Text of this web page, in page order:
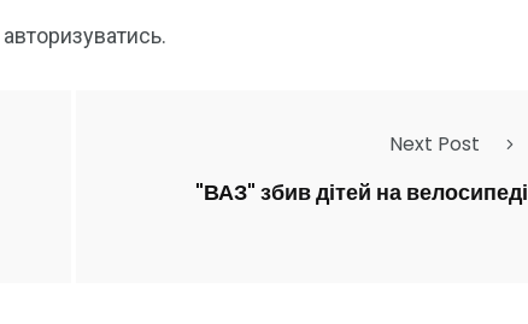
авторизуватись.
Next Post
"ВАЗ" збив дітей на велосипеді